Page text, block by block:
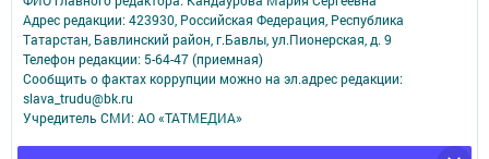
Адрес редакции: 423930, Российская Федерация, Республика
Татарстан, Бавлинский район, г.Бавлы, ул.Пионерская, д. 9
Телефон редакции: 5-64-47 (приемная)
Сообщить о фактах коррупции можно на эл.адрес редакции:
slava_trudu@bk.ru
Учредитель СМИ: АО «ТАТМЕДИА»